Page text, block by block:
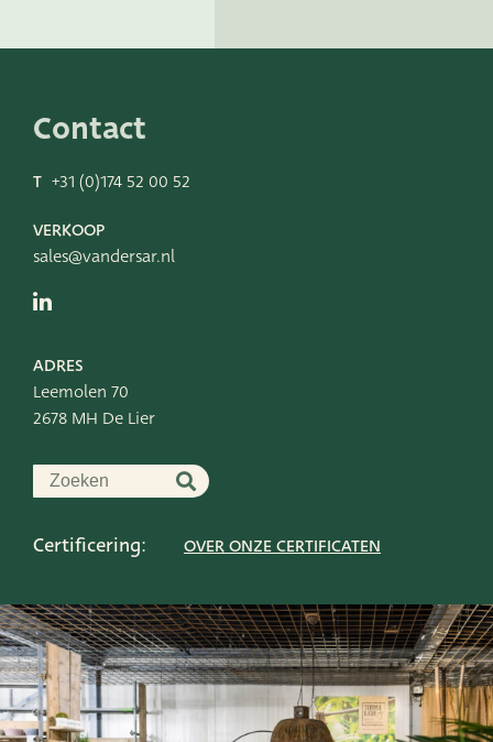
Contact
T +31 (0)174 52 00 52
VERKOOP
sales@vandersar.nl
ADRES
Leemolen 70
2678 MH De Lier
Certificering: OVER ONZE CERTIFICATEN